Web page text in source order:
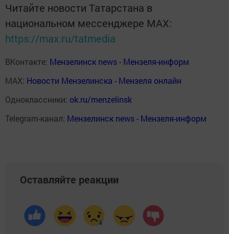
Читайте новости Татарстана в
национальном мессенджере MАХ:
https://max.ru/tatmedia
ВКонтакте: Мензелинск news - Мензеля-информ
MAX: Новости Мензелинска - Мензеля онлайн
Одноклассники: ok.ru/menzelinsk
Telegram-канал: Мензелинск news - Мензеля-информ
Оставляйте реакции